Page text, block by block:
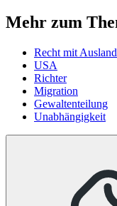
Mehr zum
Recht mit
USA
Richter
Migration
Gewaltenteilung
Unabhängigkeit